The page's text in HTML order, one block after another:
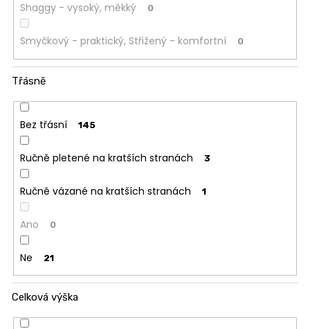
Shaggy - vysoký, měkký 0
Smyčkový - praktický, Střižený - komfortní 0
Třásně
Bez třásní 145
Ručně pletené na kratších stranách 3
Ručně vázané na kratších stranách 1
Ano 0
Ne 21
Celková výška